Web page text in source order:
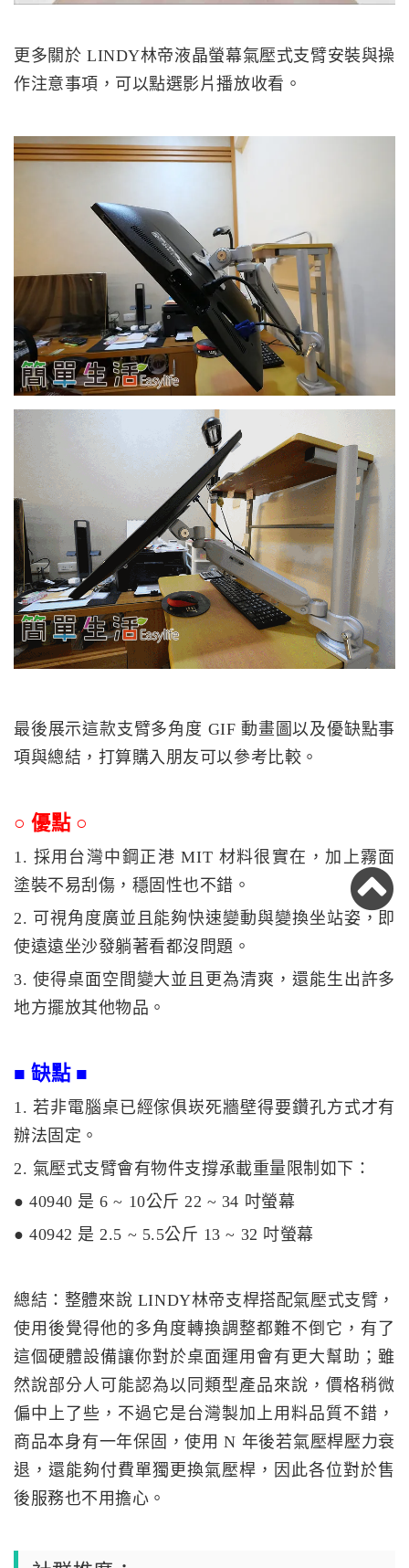
更多關於 LINDY林帝液晶螢幕氣壓式支臂安裝與操
作注意事項，可以點選影片播放收看。
最後展示這款支臂多角度 GIF 動畫圖以及優缺點事
項與總結，打算購入朋友可以參考比較。
○ 優點 ○
1. 採用台灣中鋼正港 MIT 材料很實在，加上霧面
塗裝不易刮傷，穩固性也不錯。
2. 可視角度廣並且能夠快速變動與變換坐站姿，即
使遠遠坐沙發躺著看都沒問題。
3. 使得桌面空間變大並且更為清爽，還能生出許多
地方擺放其他物品。
■ 缺點 ■
1. 若非電腦桌已經傢俱崁死牆壁得要鑽孔方式才有
辦法固定。
2. 氣壓式支臂會有物件支撐承載重量限制如下：
● 40940 是 6 ~ 10公斤 22 ~ 34 吋螢幕
● 40942 是 2.5 ~ 5.5公斤 13 ~ 32 吋螢幕
總結：整體來說 LINDY林帝支桿搭配氣壓式支臂，
使用後覺得他的多角度轉換調整都難不倒它，有了
這個硬體設備讓你對於桌面運用會有更大幫助；雖
然說部分人可能認為以同類型產品來說，價格稍微
偏中上了些，不過它是台灣製加上用料品質不錯，
商品本身有一年保固，使用 N 年後若氣壓桿壓力衰
退，還能夠付費單獨更換氣壓桿，因此各位對於售
後服務也不用擔心。